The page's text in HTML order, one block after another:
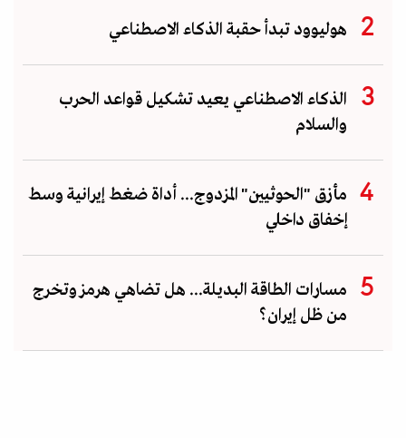
هوليوود تبدأ حقبة الذكاء الاصطناعي
الذكاء الاصطناعي يعيد تشكيل قواعد الحرب
والسلام
مأزق "الحوثيين" المزدوج... أداة ضغط إيرانية وسط
إخفاق داخلي
مسارات الطاقة البديلة... هل تضاهي هرمز وتخرج
من ظل إيران؟